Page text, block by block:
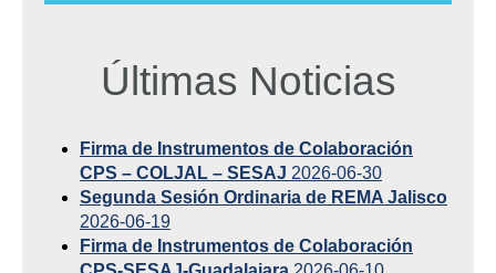
Últimas Noticias
Firma de Instrumentos de Colaboración
CPS – COLJAL – SESAJ 2026-06-30
Segunda Sesión Ordinaria de REMA Jalisco
2026-06-19
Firma de Instrumentos de Colaboración